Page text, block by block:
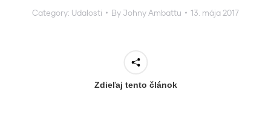
Category: Udalosti By Johny Ambattu 13. mája 2017
Zdieľaj tento článok